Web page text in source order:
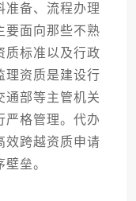
准备、流程办理
要面向那些不熟
质标准以及行政
理资质是建设行
通部等主管机关
严格管理。代办
效跨越资质申请
垒。